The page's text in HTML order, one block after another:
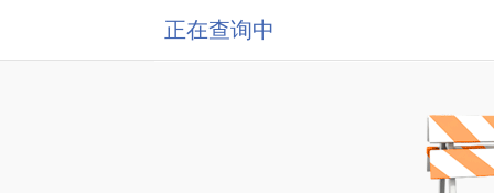
正在查询中